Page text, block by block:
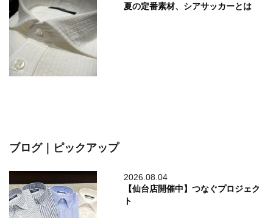
夏の定番素材、シアサッカーとは
ブログ｜ピックアップ
2026.08.04
【仙台店開催中】つなぐプロジェク
ト